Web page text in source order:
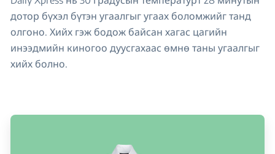
дотор бүхэл бүтэн угаалгыг угаах боломжийг танд
олгоно. Хийх гэж бодож байсан хагас цагийн
инээдмийн киногоо дуусгахаас өмнө таны угаалгыг
хийх болно.